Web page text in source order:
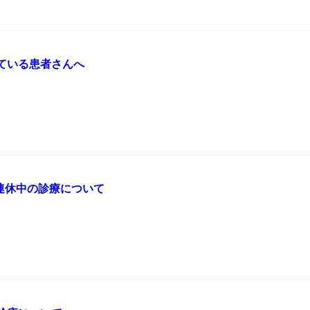
いる患者さんへ
休中の診療について